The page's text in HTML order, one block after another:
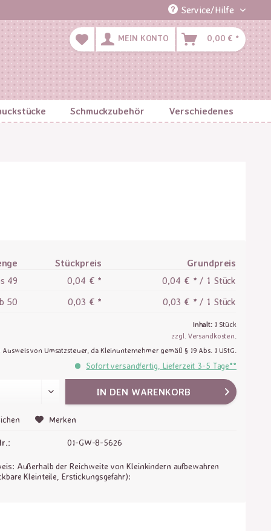
Service/Hilfe
MEIN KONTO 0,00 € *
Schmuckzubehör Verschiedenes
Stückpreis
Grundpreis
49 0,04 € *
0,04 € * / 1 Stück
50 0,03 € * 0,03 € * / 1 Stück
Inhalt: 1 Stück
zzgl. Versandkosten.
Ausweis von Umsatzsteuer, da Kleinunternehmer gemäß § 19 Abs. 1 UStG.
Sofort versandfertig, Lieferzeit 3-5 Tage**
IN DEN WARENKORB
Merken
01-GW-8-5626
Außerhalb der Reichweite von Kleinkindern aufbewahren
Kleinteile, Erstickungsgefahr):